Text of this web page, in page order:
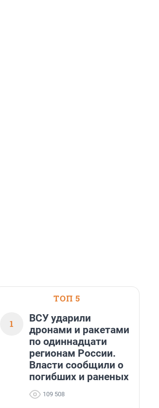
ТОП 5
1
ВСУ ударили
дронами и ракетами
по одиннадцати
регионам России.
Власти сообщили о
погибших и раненых
109 508